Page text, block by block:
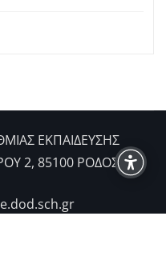
ΕΚΠΑΙΔΕΥΣΗΣ
2, 85100 ΡΟΔΟΣ